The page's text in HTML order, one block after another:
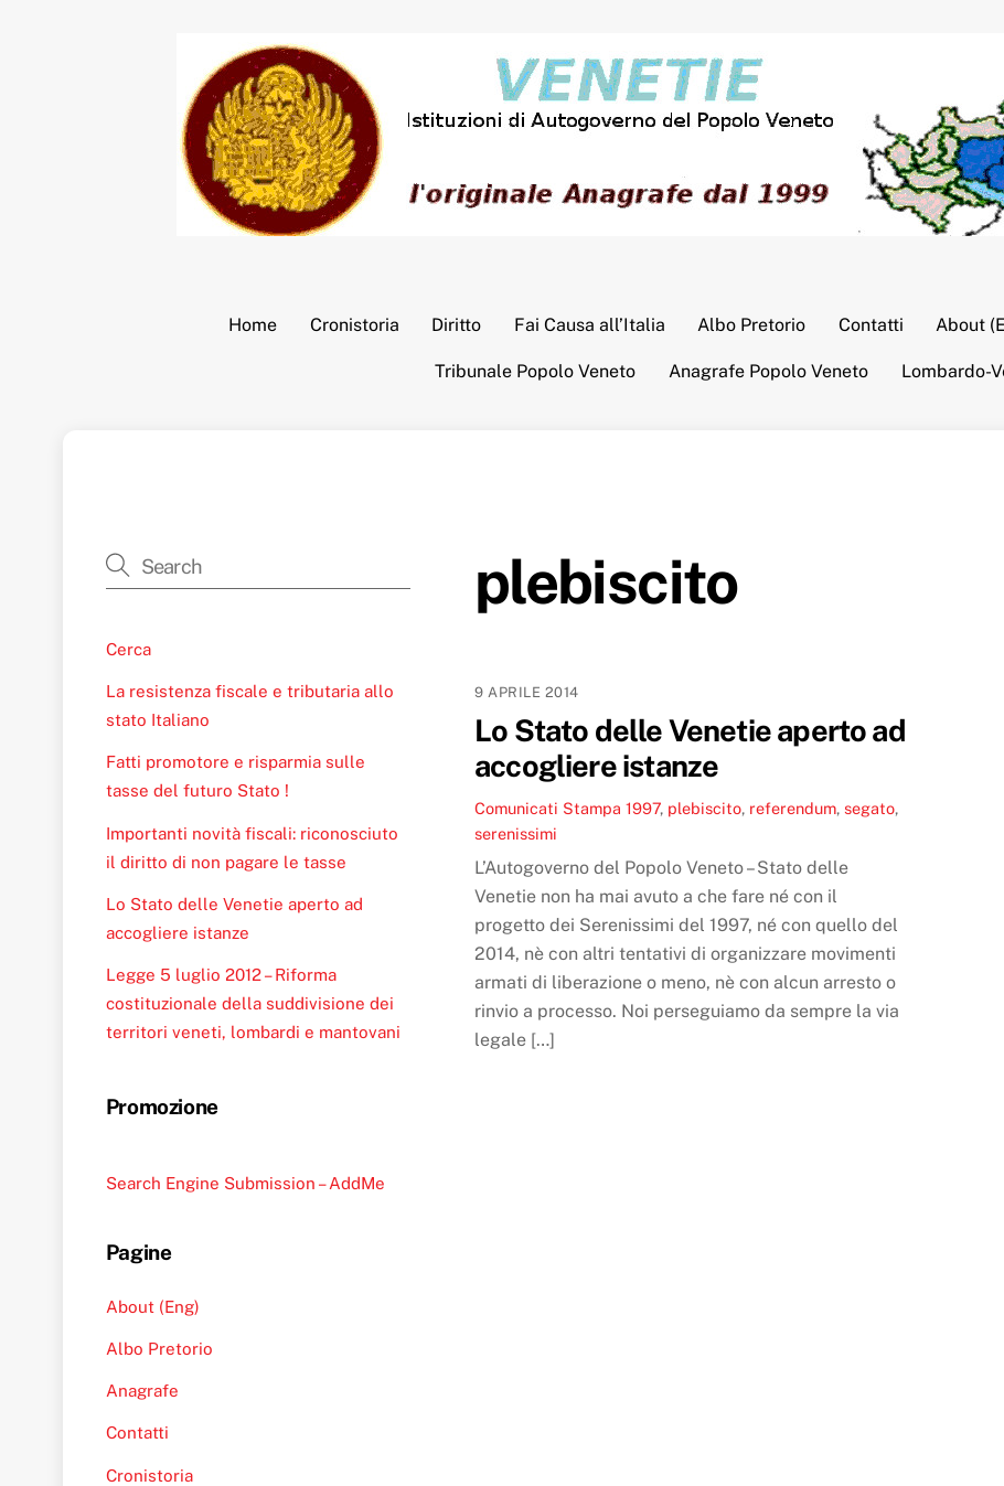
Home Cronistoria Diritto Fai Causa all’Italia Albo Pretorio Contatti About
Tribunale Popolo Veneto Anagrafe Popolo Veneto Lombardo-
plebiscito
9 APRILE 2014
Lo Stato delle Venetie aperto ad
accogliere istanze
Comunicati Stampa 1997, plebiscito, referendum, segato,
serenissimi
L’Autogoverno del Popolo Veneto – Stato delle
Venetie non ha mai avuto a che fare né con il
progetto dei Serenissimi del 1997, né con quello del
2014, nè con altri tentativi di organizzare movimenti
armati di liberazione o meno, nè con alcun arresto o
rinvio a processo. Noi perseguiamo da sempre la via
legale […]
Cerca
La resistenza fiscale e tributaria allo
stato Italiano
Fatti promotore e risparmia sulle
tasse del futuro Stato !
Importanti novità fiscali: riconosciuto
il diritto di non pagare le tasse
Lo Stato delle Venetie aperto ad
accogliere istanze
Legge 5 luglio 2012 – Riforma
costituzionale della suddivisione dei
territori veneti, lombardi e mantovani
Promozione
Search Engine Submission – AddMe
Pagine
About (Eng)
Albo Pretorio
Anagrafe
Contatti
Cronistoria